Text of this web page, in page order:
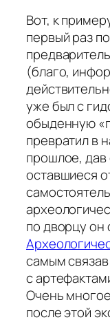
Вот, к
первый раз
(благо,
уже был с
обыденную
превратил в
прошлое, дав
оставшиеся
по дворцу
самым
с
Очень
после этой